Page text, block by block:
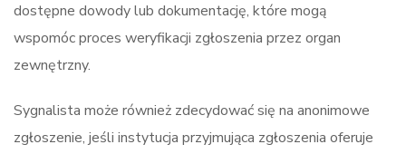
dostępne dowody lub dokumentację, które mogą
wspomóc proces weryfikacji zgłoszenia przez organ
zewnętrzny.
Sygnalista może również zdecydować się na anonimowe
zgłoszenie, jeśli instytucja przyjmująca zgłoszenia oferuje